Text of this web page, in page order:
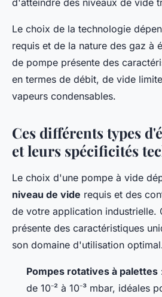
d'atteindre des niveaux de vide
Le choix de la technologie
requis et de la nature des gaz à
de pompe présente des
en termes de débit, de vide
vapeurs condensables.
Ces différents types
et leurs spécificités
Le choix d'une pompe à vide
niveau de vide requis et des
de votre application industrielle.
présente des caractéristiques
son domaine d'utilisation
Pompes rotatives à palettes
de 10⁻² à 10⁻³ mbar, idéales